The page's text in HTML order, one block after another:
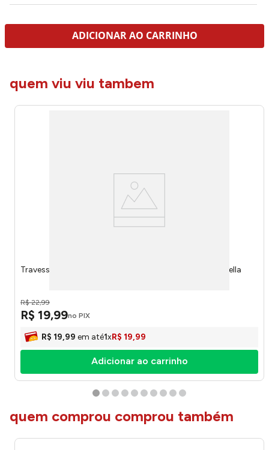
ADICIONAR AO CARRINHO
quem viu viu tambem
Travesseiro Matelado 45x65cm Poliéster 2410 - Decorella
R$ 22,99
R$ 19,99no PIX
R$ 19,99 em até1xR$ 19,99
Adicionar ao carrinho
quem comprou comprou também